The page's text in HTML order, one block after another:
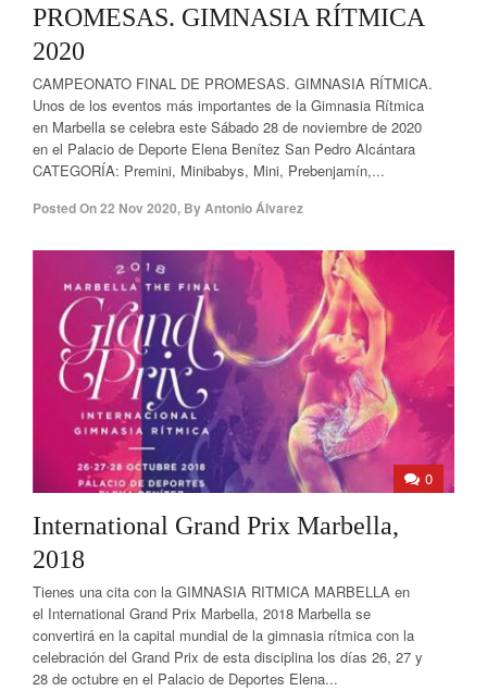
PROMESAS. GIMNASIA RÍTMICA
2020
CAMPEONATO FINAL DE PROMESAS. GIMNASIA RÍTMICA.
Unos de los eventos más importantes de la Gimnasia Rítmica
en Marbella se celebra este Sábado 28 de noviembre de 2020
en el Palacio de Deporte Elena Benítez San Pedro Alcántara
CATEGORÍA: Premini, Minibabys, Mini, Prebenjamín,...
Posted On22 Nov 2020, ByAntonio Álvarez
0
International Grand Prix Marbella,
2018
Tienes una cita con la GIMNASIA RITMICA MARBELLA en
el International Grand Prix Marbella, 2018 Marbella se
convertirá en la capital mundial de la gimnasia rítmica con la
celebración del Grand Prix de esta disciplina los días 26, 27 y
28 de octubre en el Palacio de Deportes Elena...